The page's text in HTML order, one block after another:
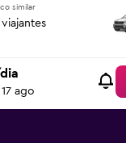
similar
ago